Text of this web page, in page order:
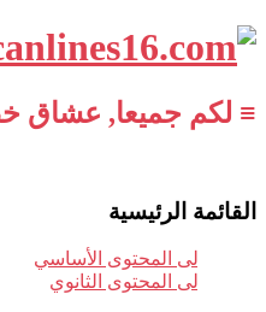
≡ لكم جميعا, عشاق
القائمة الرئيسية
تخطي إلى المحتوى الأساسي
تخطي إلى المحتوى الثانوي